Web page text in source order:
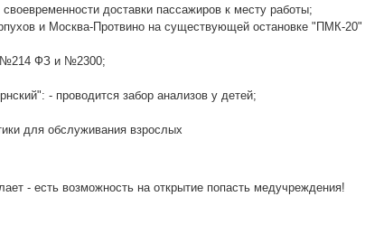
доставки пассажиров к месту работы;
и Москва-Протвино на существующей остановке "ПМК-20"
№214 ФЗ и №2300;
- проводится забор анализов у детей;
для обслуживания взрослых
- есть возможность на открытие попасть медучреждения!